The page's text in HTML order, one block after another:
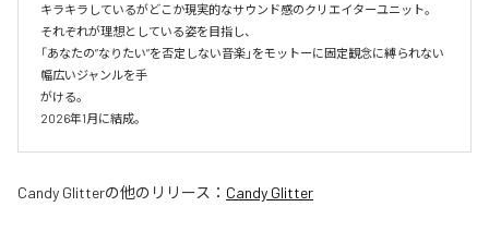
キラキラしているがどこか現実的なサウンド感のクリエイターユニット。
それぞれが理想としている姿を目指し、
「あなたの”なりたい”を否定しない音楽」をモットーに固定観念に縛られない
幅広いジャンルを手
がける。
2026年1月に結成。
Candy Glitterの他のリリース： Candy Glitter